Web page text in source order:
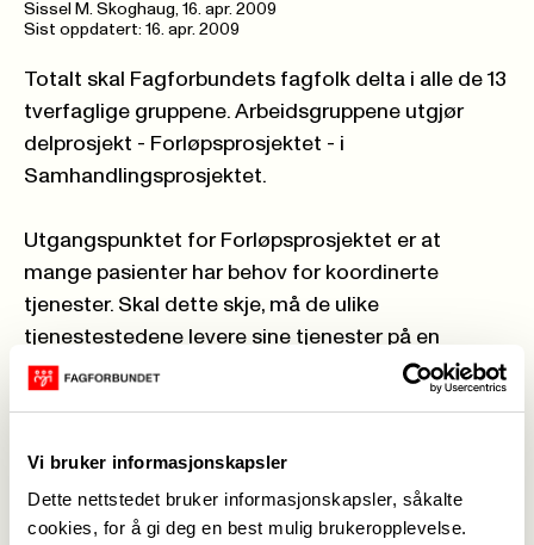
Vi bruker informasjonskapsler
Dette nettstedet bruker informasjonskapsler, såkalte
cookies, for å gi deg en best mulig brukeropplevelse.
Sissel M. Skoghaug, 16. apr. 2009
Sist oppdatert: 16. apr. 2009
Totalt skal Fagforbundets fagfolk delta i alle de 13
tverfaglige gruppene. Arbeidsgruppene utgjør
delprosjekt - Forløpsprosjektet - i
Samhandlingsprosjektet.
Utgangspunktet for Forløpsprosjektet er at
mange pasienter har behov for koordinerte
tjenester. Skal dette skje, må de ulike
tjenestestedene levere sine tjenester på en
samordnet måte. Dette krever at det fra ulike
understøtte det helhetlige pasientforløpet.
Et slikt tiltak er at det for nærmere angitte